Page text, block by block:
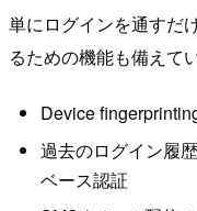
単にログインを通すだ
るための機能も備えて
Device
過去のログイン履
ベース認証